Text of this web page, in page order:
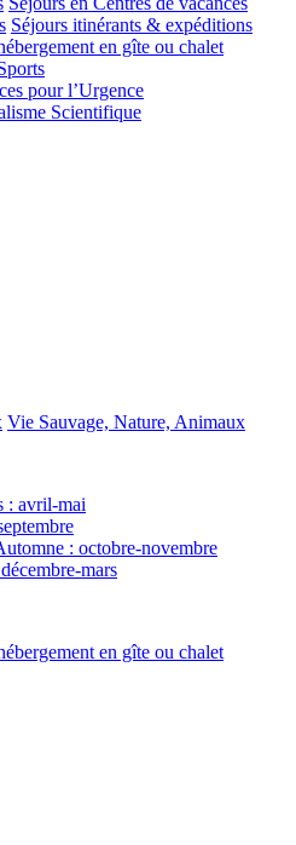
Séjours itinérants & expéditions
en gîte ou chalet
pour l’Urgence
Scientifique
Vie Sauvage, Nature, Animaux
: avril-mai
: octobre-novembre
mars
en gîte ou chalet